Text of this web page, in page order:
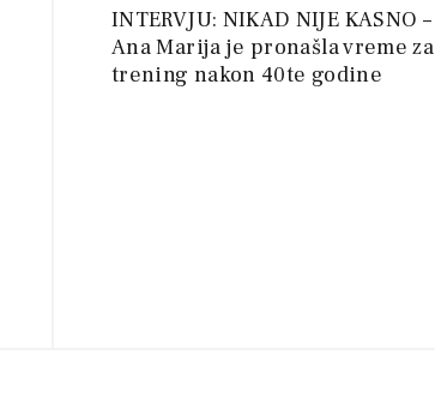
INTERVJU: NIKAD NIJE KASNO –
Ana Marija je pronašla vreme za
trening nakon 40te godine